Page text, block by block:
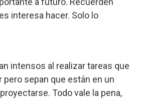
interesa hacer. Solo lo
intensos al realizar tareas que
pero sepan que están en un
Todo vale la pena,